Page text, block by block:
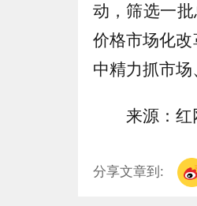
动，筛选一
价格市场化
中精力抓市
来源：红
分享文章到: